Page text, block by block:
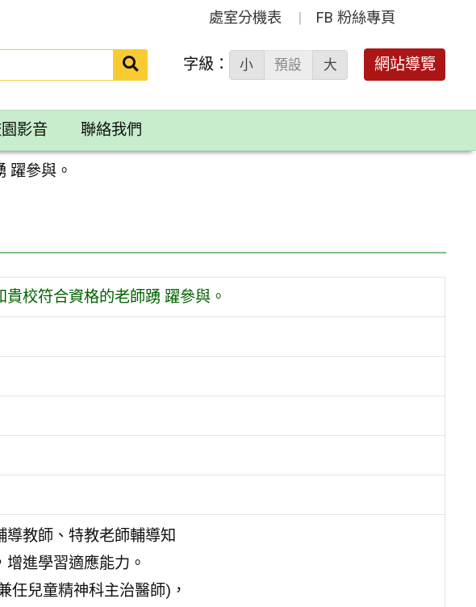
處室分機表 FB 粉絲專頁
送出 字級： 小 預設 大 網站導覽
影音 聯絡我們
躍參與。
校符合資格的老師踴 躍參與。
教師、特教老師輔導知
進學習適應能力。
任兒童精神科主治醫師)，